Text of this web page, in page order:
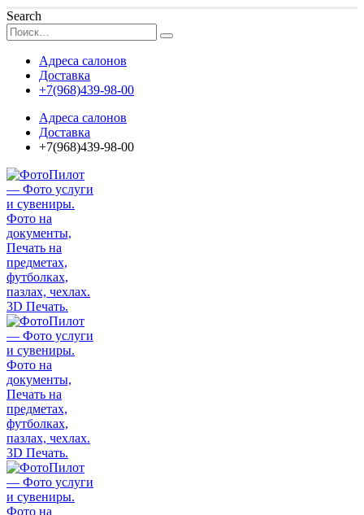
Search
Адреса салонов
Доставка
+7(968)439-98-00
Адреса салонов
Доставка
+7(968)439-98-00